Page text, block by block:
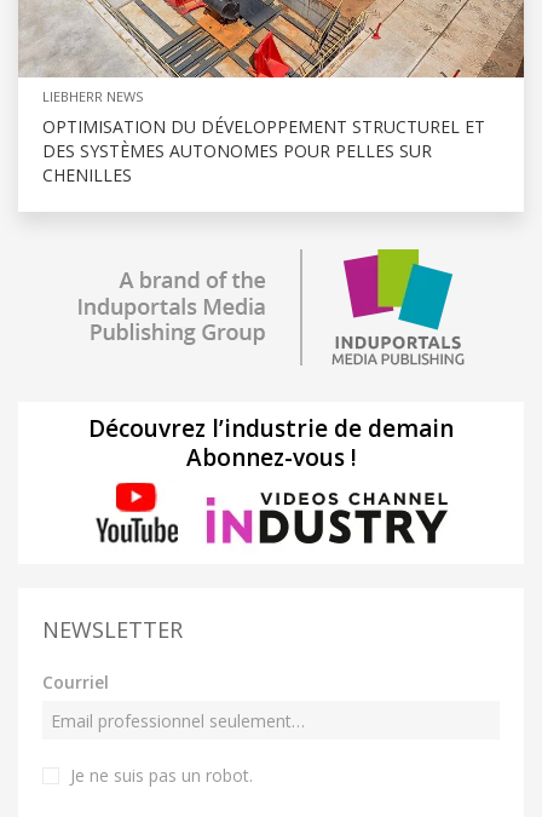
LIEBHERR NEWS
OPTIMISATION DU DÉVELOPPEMENT STRUCTUREL ET
DES SYSTÈMES AUTONOMES POUR PELLES SUR
CHENILLES
Découvrez l’industrie de demain
Abonnez-vous !
NEWSLETTER
Courriel
Je ne suis pas un robot.